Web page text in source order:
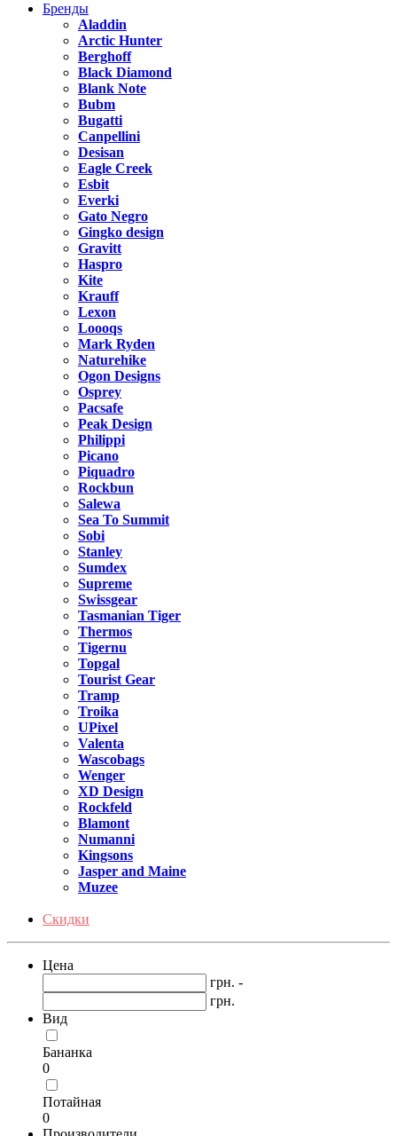
Бренды
Aladdin
Arctic Hunter
Berghoff
Black Diamond
Blank Note
Bubm
Bugatti
Canpellini
Desisan
Eagle Creek
Esbit
Everki
Gato Negro
Gingko design
Gravitt
Haspro
Kite
Krauff
Lexon
Loooqs
Mark Ryden
Naturehike
Ogon Designs
Osprey
Pacsafe
Peak Design
Philippi
Picano
Piquadro
Rockbun
Salewa
Sea To Summit
Sobi
Stanley
Sumdex
Supreme
Swissgear
Tasmanian Tiger
Thermos
Tigernu
Topgal
Tourist Gear
Tramp
Troika
UPixel
Valenta
Wascobags
Wenger
XD Design
Rockfeld
Blamont
Numanni
Kingsons
Jasper and Maine
Muzee
Скидки
Цена
грн. -
грн.
Вид
Бананка
0
Потайная
0